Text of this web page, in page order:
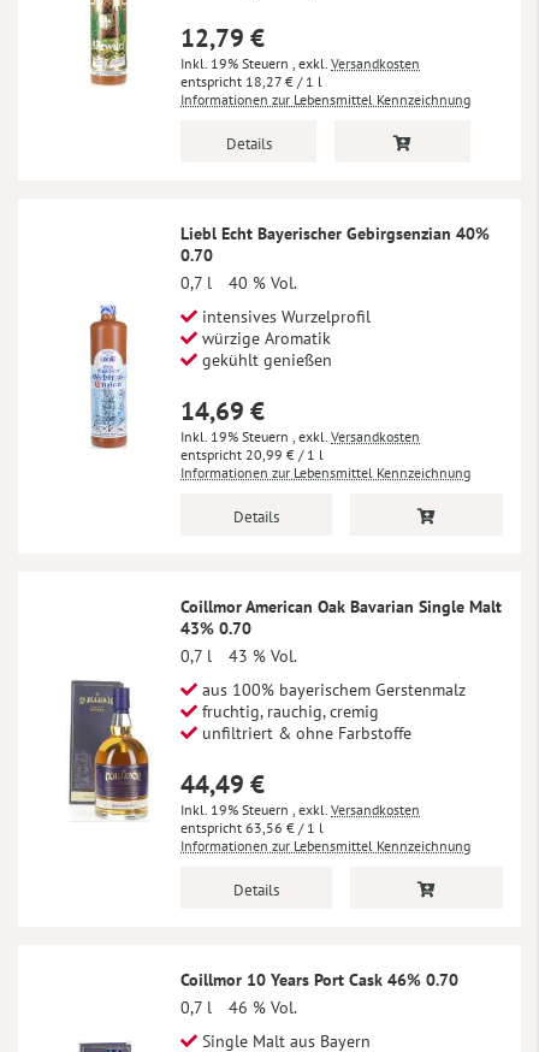
12,79 €
Inkl. 19% Steuern , exkl. Versandkosten
18,27 € / 1 l
Informationen zur Lebensmittel Kennzeichnung
Details
Liebl Echt Bayerischer Gebirgsenzian 40%
0.70
0,7 l
40 % Vol.
intensives Wurzelprofil
würzige Aromatik
gekühlt genießen
14,69 €
Inkl. 19% Steuern , exkl. Versandkosten
20,99 € / 1 l
Informationen zur Lebensmittel Kennzeichnung
Details
Coillmor American Oak Bavarian Single Malt
43% 0.70
0,7 l
43 % Vol.
aus 100% bayerischem Gerstenmalz
fruchtig, rauchig, cremig
unfiltriert & ohne Farbstoffe
44,49 €
Inkl. 19% Steuern , exkl. Versandkosten
63,56 € / 1 l
Informationen zur Lebensmittel Kennzeichnung
Details
Coillmor 10 Years Port Cask 46% 0.70
0,7 l
46 % Vol.
Single Malt aus Bayern